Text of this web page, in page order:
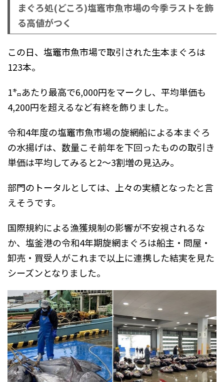
まぐろ処(どころ)塩竈市魚市場の今季ラストを飾
る高値がつく
この日、塩竈市魚市場で取引された生本まぐろは
123本。
1㌔あたり最高で6,000円をマークし、平均単価も
4,200円を超えるなど有終を飾りました。
令和4年度の塩竈市魚市場の旋網船による本まぐろ
の水揚げは、数量こそ前年を下回ったものの取引き
単価は平均してみると2～3割増の見込み。
部門のトータルとしては、上々の実績となったと言
えそうです。
国際規約による漁獲規制の影響が不安視されるな
か、塩釜港の令和4年期旋網まぐろは船主・問屋・
卸売・買受人がこれまで以上に連携した結実を見た
シーズンとなりました。